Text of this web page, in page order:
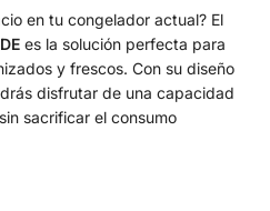
en tu congelador actual? El
es la solución perfecta para
y frescos. Con su diseño
disfrutar de una capacidad
sacrificar el consumo